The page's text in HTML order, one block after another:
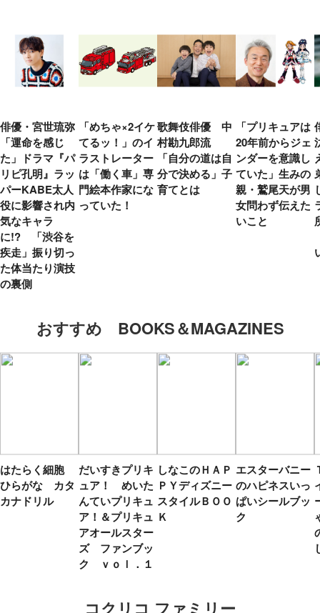
俳優・宮世琉弥
「運命を感じ
た」ドラマ『パ
リピ孔明』ラッ
パーKABE太人
役に影響され内
気なキャラ
に!? 「渋谷を
疾走」振り切っ
た体当たり演技
の裏側
「めちゃ×2イケ
てるッ！」のイ
ラストレーター
は「働く車」専
門絵本作家にな
っていた！
歌舞伎俳優 中
村勘九郎流
「自分の道は自
分で決める」子
育てとは
「プリキュアは
20年前からジェ
ンダーを意識し
ていた」生みの
親・鷲尾天が男
女問わず伝えた
いこと
おすすめ BOOKS＆MAGAZINES
はたらく細胞
ひらがな カタ
カナドリル
だいすきプリキ
ュア！ めいた
んていプリキュ
ア！＆プリキュ
アオールスター
ズ ファンブッ
ク ｖｏｌ．１
しなこのＨＡＰ
ＰＹディズニー
スタイルＢＯＯ
Ｋ
エスターバニー
のハピネスいっ
ぱいシールブッ
ク
コクリコ ファミリー